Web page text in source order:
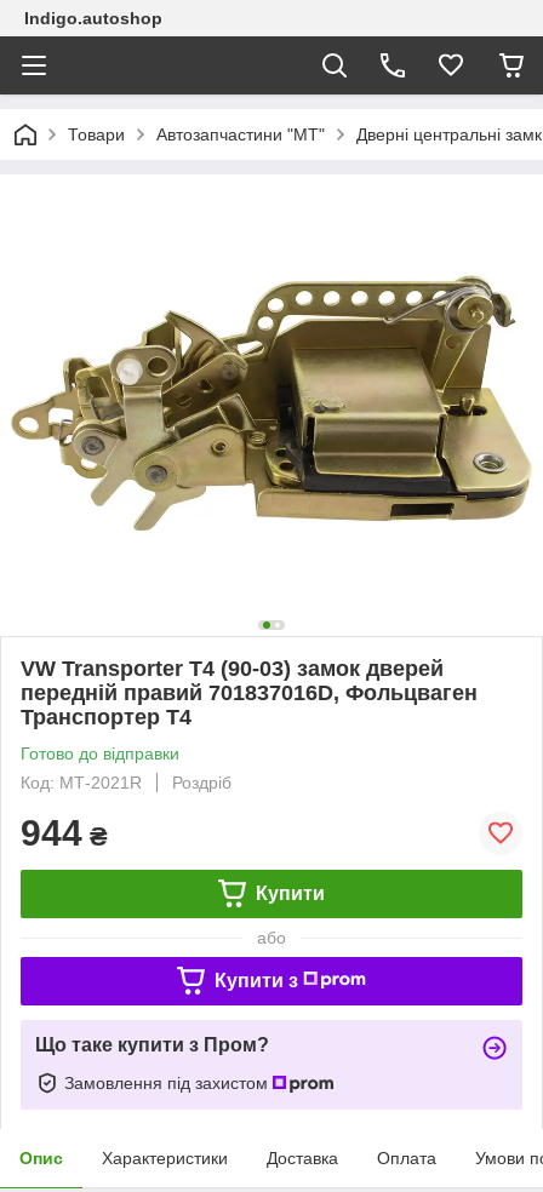
Indigo.autoshop
Товари Автозапчастини "МТ" Дверні центральні
VW Transporter T4 (90-03) замок дверей
передній правий 701837016D, Фольцваген
Транспортер Т4
Готово до відправки
Код: МТ-2021R
Роздріб
944 ₴
Купити
або
Купити з
Що таке купити з Пром?
Замовлення під захистом
Опис Характеристики Доставка Оплата Умови